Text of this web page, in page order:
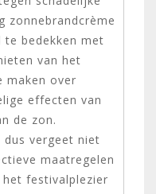
zonnebrandcrème
bedekken met
van het
maken over
effecten van
de zon.
dus vergeet niet
maatregelen
festivalplezier